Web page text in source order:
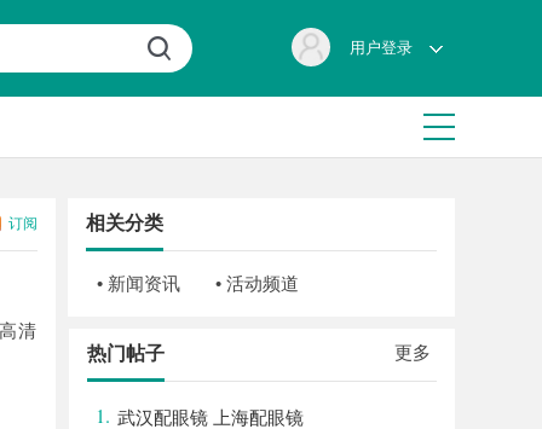
用户登录
订阅
清
相关分类
• 新闻资讯 • 活动频道
更多
热门帖子
1. 武汉配眼镜 上海配眼镜